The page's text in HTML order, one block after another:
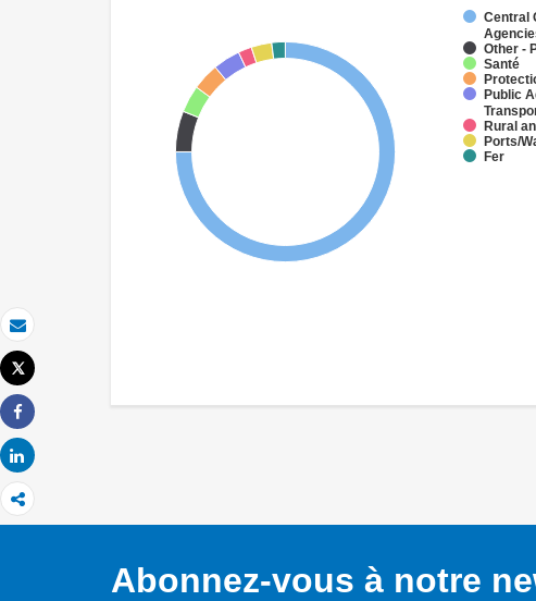
Email
Imprimer
Tweet
Share
Share
Central
Other -
Santé
Public
Rural
Ports/
Fer
Abonnez-vous à notre